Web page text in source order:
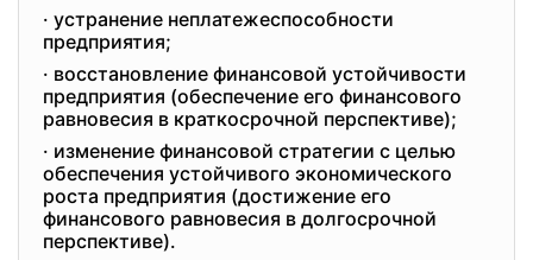
· устранение неплатежеспособности
предприятия;
· восстановление финансовой устойчивости
предприятия (обеспечение его финансового
равновесия в краткосрочной перспективе);
· изменение финансовой стратегии с целью
обеспечения устойчивого экономического
роста предприятия (достижение его
финансового равновесия в долгосрочной
перспективе).